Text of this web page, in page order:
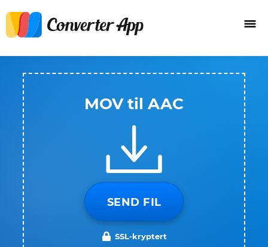
MOV til AAC
SEND FIL
SSL-kryptert